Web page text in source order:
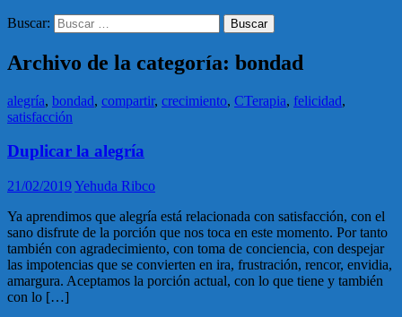
Buscar:
Archivo de la categoría: bondad
alegría, bondad, compartir, crecimiento, CTerapia, felicidad,
satisfacción
Duplicar la alegría
21/02/2019Yehuda Ribco
Ya aprendimos que alegría está relacionada con satisfacción, con el
sano disfrute de la porción que nos toca en este momento. Por tanto
también con agradecimiento, con toma de conciencia, con despejar
las impotencias que se convierten en ira, frustración, rencor, envidia,
amargura. Aceptamos la porción actual, con lo que tiene y también
con lo […]